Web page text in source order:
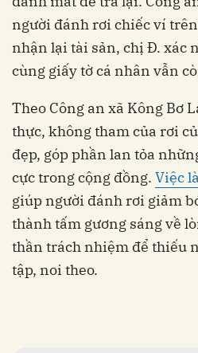
người đánh rơi chiếc ví
nhận lại tài sản, chị Đ. xác
cùng giấy tờ cá nhân vẫn
Theo Công an xã Kông Bơ
thực, không tham của rơi
đẹp, góp phần lan tỏa
cực trong cộng đồng. Việc
giúp người đánh rơi giảm
thành tấm gương sáng về
thần trách nhiệm để thiếu
tập, noi theo.